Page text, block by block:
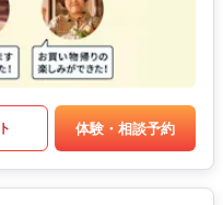
体験・相談予約